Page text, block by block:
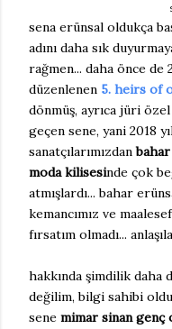
sena erünsal oldukça
adını daha sık
rağmen... daha önce de
düzenlenen 5. heirs of
dönmüş, ayrıca jüri
geçen sene, yani 2018
sanatçılarımızdan
moda kilisesinde çok
atmışlardı... bahar
kemancımız ve
fırsatım olmadı...
hakkında şimdilik daha
değilim, bilgi sahibi
sene mimar sinan genç